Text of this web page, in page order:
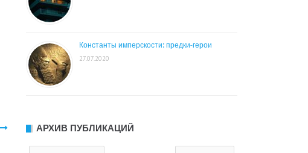
Константы имперскости: предки-герои
27.07.2020
АРХИВ ПУБЛИКАЦИЙ